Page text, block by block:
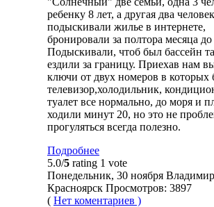
ребенку 8 лет, а другая два
подыскивали жилье в интернете,
бронировали за полтора месяца до
Подыскивали, чтоб был бассейн
ездили за границу. Приехав нам
ключи от двух номеров в
телевизор,холодильник,
туалет все нормально, до моря и
ходили минут 20, но это не
прогуляться всегда полезно.
Подробнее
5.0/5 rating 1 vote
Понедельник, 30 ноября Владимир
Красноярск Просмотров: 3897
( Нет коментариев )